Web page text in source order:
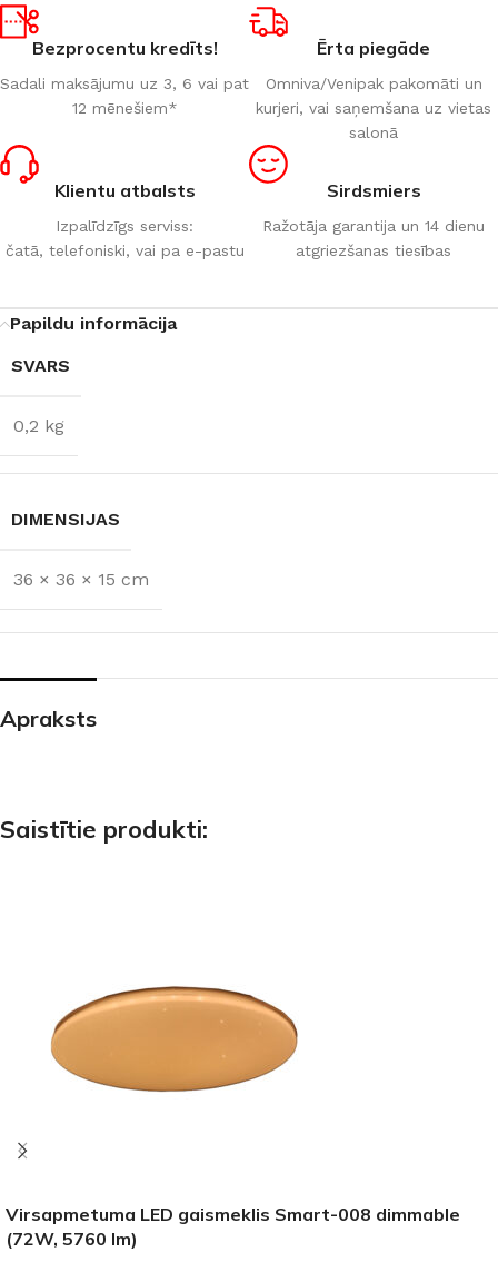
Bezprocentu kredīts!
Sadali maksājumu uz 3, 6 vai pat
12 mēnešiem*
Ērta piegāde
Omniva/Venipak pakomāti un
kurjeri, vai saņemšana uz vietas
salonā
Klientu atbalsts
Izpalīdzīgs serviss:
čatā, telefoniski, vai pa e-pastu
Sirdsmiers
Ražotāja garantija un 14 dienu
atgriezšanas tiesības
Papildu informācija
SVARS
0,2 kg
DIMENSIJAS
36 × 36 × 15 cm
Apraksts
Saistītie produkti:
Virsapmetuma LED gaismeklis Smart-008 dimmable
(72W, 5760 lm)